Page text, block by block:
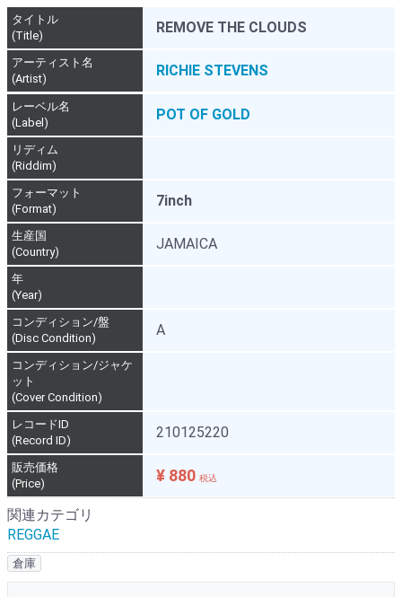
タイトル
(Title)
REMOVE THE CLOUDS
アーティスト名
(Artist)
RICHIE STEVENS
レーベル名
(Label)
POT OF GOLD
リディム
(Riddim)
フォーマット
(Format)
7inch
生産国
(Country)
JAMAICA
年
(Year)
コンディション/盤
(Disc Condition)
A
コンディション/ジャケ
ット
(Cover Condition)
レコードID
(Record ID)
210125220
販売価格
(Price)
¥ 880 税込
関連カテゴリ
REGGAE
倉庫